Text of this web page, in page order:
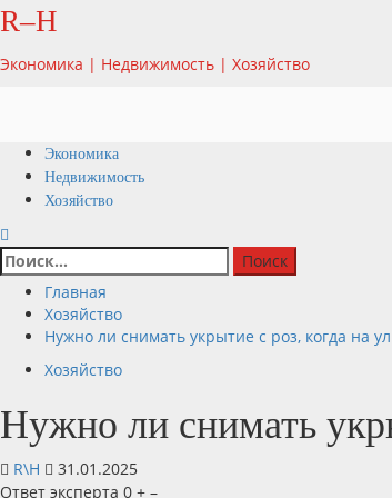
Перейти
к
содержимому
R–H
Экономика | Недвижимость | Хозяйство
Основное
меню
Экономика
Недвижимость
Хозяйство
Найти:
Главная
Хозяйство
Нужно ли снимать укрытие с роз, когда на
Хозяйство
Нужно ли снимать
R\H
31.01.2025
Ответ эксперта 0 + –